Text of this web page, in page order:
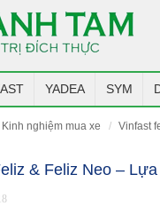
YADEA SYM
kinh nghiệm mua xe vinfast
& Feliz Neo –